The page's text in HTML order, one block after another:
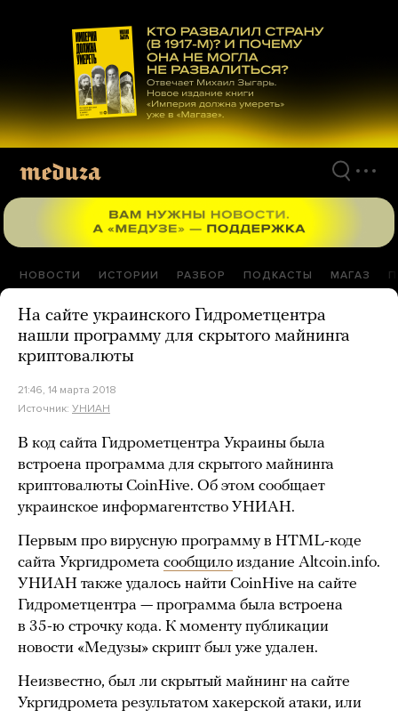
материалам
НОВОСТИ ИСТОРИИ РАЗБОР ПОДКАСТЫ МАГАЗ
На сайте украинского Гидрометцентра
нашли программу для скрытого майнинга
криптовалюты
21:46, 14 марта 2018
Источник: УНИАН
В код сайта Гидрометцентра Украины была
встроена программа для скрытого майнинга
криптовалюты CoinHive. Об этом сообщает
украинское информагентство УНИАН.
Первым про вирусную программу в HTML-коде
сайта Укргидромета сообщило издание Altcoin.info.
УНИАН также удалось найти CoinHive на сайте
Гидрометцентра — программа была встроена
в 35-ю строчку кода. К моменту публикации
новости «Медузы» скрипт был уже удален.
Неизвестно, был ли скрытый майнинг на сайте
Укргидромета результатом хакерской атаки, или